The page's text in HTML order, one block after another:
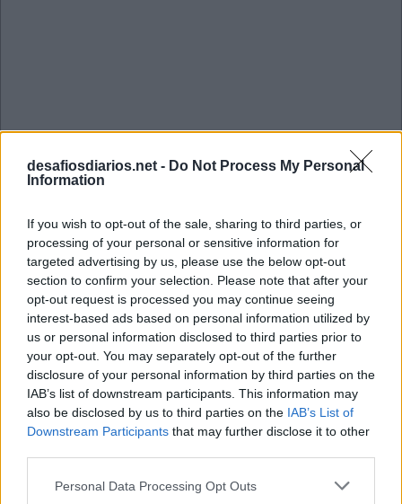
desafiosdiarios.net - Do Not Process My Personal
Information
If you wish to opt-out of the sale, sharing to third parties, or
processing of your personal or sensitive information for
targeted advertising by us, please use the below opt-out
section to confirm your selection. Please note that after your
opt-out request is processed you may continue seeing
interest-based ads based on personal information utilized by
us or personal information disclosed to third parties prior to
your opt-out. You may separately opt-out of the further
disclosure of your personal information by third parties on the
IAB’s list of downstream participants. This information may
also be disclosed by us to third parties on the IAB’s List of
Downstream Participants that may further disclose it to other
Personal Data Processing Opt Outs
Mini Julho 20 2022 Cruzadinha
S A
C
P
A R
A
V
A L O
R
I
N E
S
P
O S
A Brasil que canta Make Love: